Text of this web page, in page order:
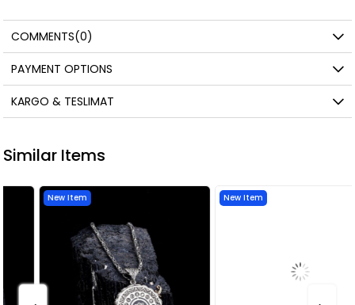
COMMENTS(0)
PAYMENT OPTIONS
KARGO & TESLIMAT
Similar Items
New Item New Item